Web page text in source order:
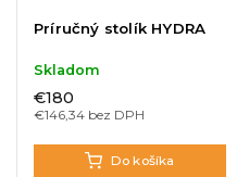
Príručný stolík HYDRA
Skladom
€146,34 bez DPH
€180
Do košíka